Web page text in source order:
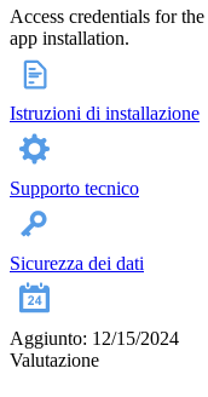
Access credentials for
app installation.
Istruzioni di installazione
Supporto tecnico
Sicurezza dei dati
Aggiunto: 12/15/2024
Valutazione